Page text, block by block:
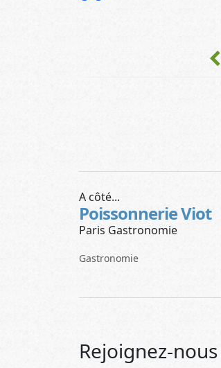
chevron_left
A côté...
Poissonnerie Viot
Paris Gastronomie
Gastronomie
Rejoignez-nous